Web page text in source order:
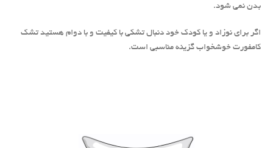
بدن نمی شود.
اگر برای نوزاد و یا کودک خود دنبال تشکی با کیفیت و با دوام هستید تشک
کامفورت خوشخواب گزینه مناسبی است.